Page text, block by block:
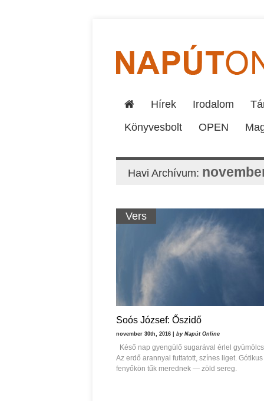
Hírek Irodalom
Könyvesbolt
OPEN
Havi Archívum:
Vers
Soós József: Őszidő
november 30th, 2016 | by Napút Online
Késő nap gyengülő sugarával érlel
Az erdő arannyal futtatott, színes liget. Gótikus
fenyőkön tűk merednek — zöld sereg.